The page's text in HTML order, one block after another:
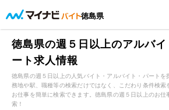
徳島県
徳島県の週５日以上のアルバ
ート求人情報
徳島県の週５日以上の人気バイト・アルバイト・パートを
務地や駅、職種等の検索だけではなく、こだわり条件検索
お仕事を簡単に検索できます。徳島県の週５日以上のお仕
索！